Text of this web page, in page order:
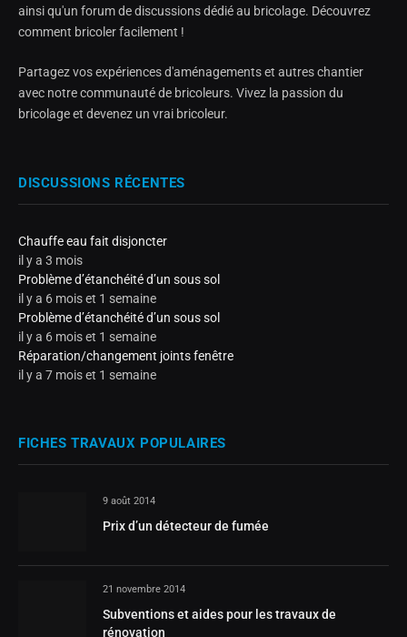
ainsi qu'un forum de discussions dédié au bricolage. Découvrez
comment bricoler facilement !
Partagez vos expériences d'aménagements et autres chantier
avec notre communauté de bricoleurs. Vivez la passion du
bricolage et devenez un vrai bricoleur.
DISCUSSIONS RÉCENTES
Chauffe eau fait disjoncter
il y a 3 mois
Problème d’étanchéité d’un sous sol
il y a 6 mois et 1 semaine
Problème d’étanchéité d’un sous sol
il y a 6 mois et 1 semaine
Réparation/changement joints fenêtre
il y a 7 mois et 1 semaine
FICHES TRAVAUX POPULAIRES
9 août 2014
Prix d’un détecteur de fumée
21 novembre 2014
Subventions et aides pour les travaux de
rénovation